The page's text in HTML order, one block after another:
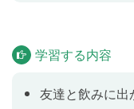
英語を話す友人の
学習する内容
友達と飲みに出